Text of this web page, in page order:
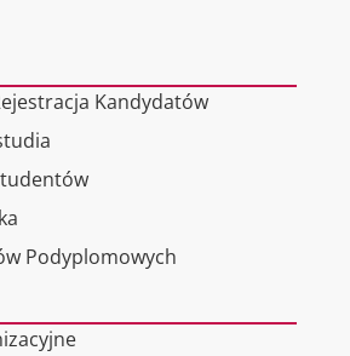
Kandydatów
Podyplomowych